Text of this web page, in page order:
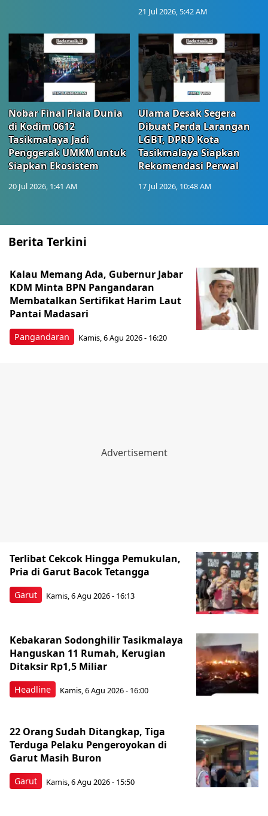
21 Jul 2026, 5:42 AM
Nobar Final Piala Dunia
di Kodim 0612
Tasikmalaya Jadi
Penggerak UMKM untuk
Siapkan Ekosistem
20 Jul 2026, 1:41 AM
Ulama Desak Segera
Dibuat Perda Larangan
LGBT, DPRD Kota
Tasikmalaya Siapkan
Rekomendasi Perwal
17 Jul 2026, 10:48 AM
Berita Terkini
Pangandaran
Kalau Memang Ada, Gubernur Jabar
KDM Minta BPN Pangandaran
Membatalkan Sertifikat Harim Laut
Pantai Madasari
Kamis, 6 Agu 2026 - 16:20
Garut
Terlibat Cekcok Hingga Pemukulan,
Pria di Garut Bacok Tetangga
Kamis, 6 Agu 2026 - 16:13
Headline
Kebakaran Sodonghilir Tasikmalaya
Hanguskan 11 Rumah, Kerugian
Ditaksir Rp1,5 Miliar
Kamis, 6 Agu 2026 - 16:00
Garut
22 Orang Sudah Ditangkap, Tiga
Terduga Pelaku Pengeroyokan di
Garut Masih Buron
Kamis, 6 Agu 2026 - 15:50